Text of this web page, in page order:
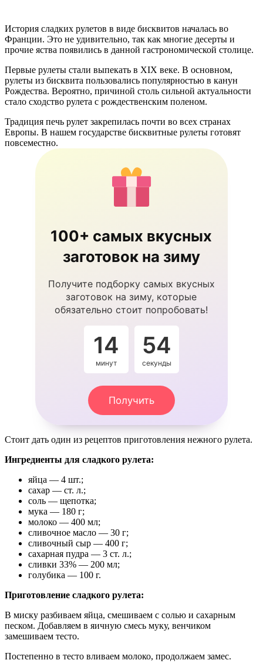
История сладких рулетов в виде бисквитов началась во
Франции. Это не удивительно, так как многие десерты и
прочие яства появились в данной гастрономической столице.
Первые рулеты стали выпекать в XIX веке. В основном,
рулеты из бисквита пользовались популярностью в канун
Рождества. Вероятно, причиной столь сильной актуальности
стало сходство рулета с рождественским поленом.
Традиция печь рулет закрепилась почти во всех странах
Европы. В нашем государстве бисквитные рулеты готовят
повсеместно.
100+ самых вкусных
заготовок на зиму
Получите подборку самых вкусных
заготовок на зиму, которые
обязательно стоит попробовать!
14
минут
53
секунды
Получить
Стоит дать один из рецептов приготовления нежного рулета.
Ингредиенты для сладкого рулета:
яйца — 4 шт.;
сахар — ст. л.;
соль — щепотка;
мука — 180 г;
молоко — 400 мл;
сливочное масло — 30 г;
сливочный сыр — 400 г;
сахарная пудра — 3 ст. л.;
сливки 33% — 200 мл;
голубика — 100 г.
Приготовление сладкого рулета:
В миску разбиваем яйца, смешиваем с солью и сахарным
песком. Добавляем в яичную смесь муку, венчиком
замешиваем тесто.
Постепенно в тесто вливаем молоко, продолжаем замес.